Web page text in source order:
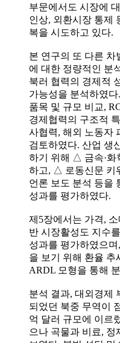
부문에서도 시장에
인상, 외환시장 통제
복을 시도하고 있다.
본 연구의 또 다른
에 대한 정량적인 분
북러 협력의 경제적
가능성을 분석하였
품목 및 규모 비교,
경제협력의 구조적
사협력, 해외 노동자
검토하였다. 산업 생
하기 위해 △ 금속·화
하고, △ 로동신문 키
언론 보도 분석 등을
성과를 평가하였다.
제5장에서는 가격,
반 시장활성도 지수
성과를 평가하였으
을 보기 위해 환율 추
ARDL 모형을 통해
분석 결과, 대외경제
되었던 북중 무역이
억 달러 규모에 이르
으나 곡물과 비료,